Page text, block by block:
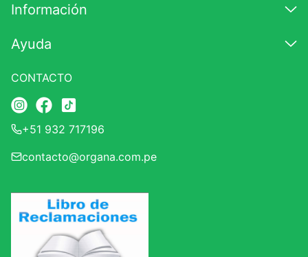
Información
Ayuda
CONTACTO
+51 932 717196
contacto@organa.com.pe